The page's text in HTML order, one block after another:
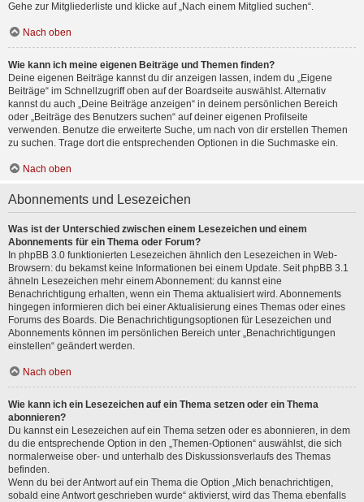
Gehe zur Mitgliederliste und klicke auf „Nach einem Mitglied suchen“.
Nach oben
Wie kann ich meine eigenen Beiträge und Themen finden?
Deine eigenen Beiträge kannst du dir anzeigen lassen, indem du „Eigene
Beiträge“ im Schnellzugriff oben auf der Boardseite auswählst. Alternativ
kannst du auch „Deine Beiträge anzeigen“ in deinem persönlichen Bereich
oder „Beiträge des Benutzers suchen“ auf deiner eigenen Profilseite
verwenden. Benutze die erweiterte Suche, um nach von dir erstellen Themen
zu suchen. Trage dort die entsprechenden Optionen in die Suchmaske ein.
Nach oben
Abonnements und Lesezeichen
Was ist der Unterschied zwischen einem Lesezeichen und einem
Abonnements für ein Thema oder Forum?
In phpBB 3.0 funktionierten Lesezeichen ähnlich den Lesezeichen in Web-
Browsern: du bekamst keine Informationen bei einem Update. Seit phpBB 3.1
ähneln Lesezeichen mehr einem Abonnement: du kannst eine
Benachrichtigung erhalten, wenn ein Thema aktualisiert wird. Abonnements
hingegen informieren dich bei einer Aktualisierung eines Themas oder eines
Forums des Boards. Die Benachrichtigungsoptionen für Lesezeichen und
Abonnements können im persönlichen Bereich unter „Benachrichtigungen
einstellen“ geändert werden.
Nach oben
Wie kann ich ein Lesezeichen auf ein Thema setzen oder ein Thema
abonnieren?
Du kannst ein Lesezeichen auf ein Thema setzen oder es abonnieren, in dem
du die entsprechende Option in den „Themen-Optionen“ auswählst, die sich
normalerweise ober- und unterhalb des Diskussionsverlaufs des Themas
befinden.
Wenn du bei der Antwort auf ein Thema die Option „Mich benachrichtigen,
sobald eine Antwort geschrieben wurde“ aktivierst, wird das Thema ebenfalls